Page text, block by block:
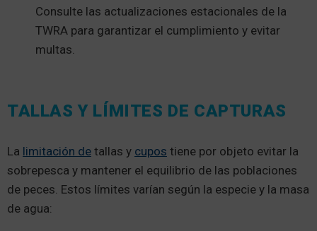
Consulte las actualizaciones estacionales de la
TWRA para garantizar el cumplimiento y evitar
multas.
TALLAS Y LÍMITES DE CAPTURAS
La limitación de tallas y cupos tiene por objeto evitar la
sobrepesca y mantener el equilibrio de las poblaciones
de peces. Estos límites varían según la especie y la masa
de agua: